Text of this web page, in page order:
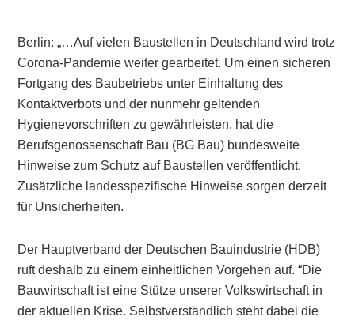
Berlin: „…Auf vielen Baustellen in Deutschland wird trotz
Corona-Pandemie weiter gearbeitet. Um einen sicheren
Fortgang des Baubetriebs unter Einhaltung des
Kontaktverbots und der nunmehr geltenden
Hygienevorschriften zu gewährleisten, hat die
Berufsgenossenschaft Bau (BG Bau) bundesweite
Hinweise zum Schutz auf Baustellen veröffentlicht.
Zusätzliche landesspezifische Hinweise sorgen derzeit
für Unsicherheiten.
Der Hauptverband der Deutschen Bauindustrie (HDB)
ruft deshalb zu einem einheitlichen Vorgehen auf. “Die
Bauwirtschaft ist eine Stütze unserer Volkswirtschaft in
der aktuellen Krise. Selbstverständlich steht dabei die